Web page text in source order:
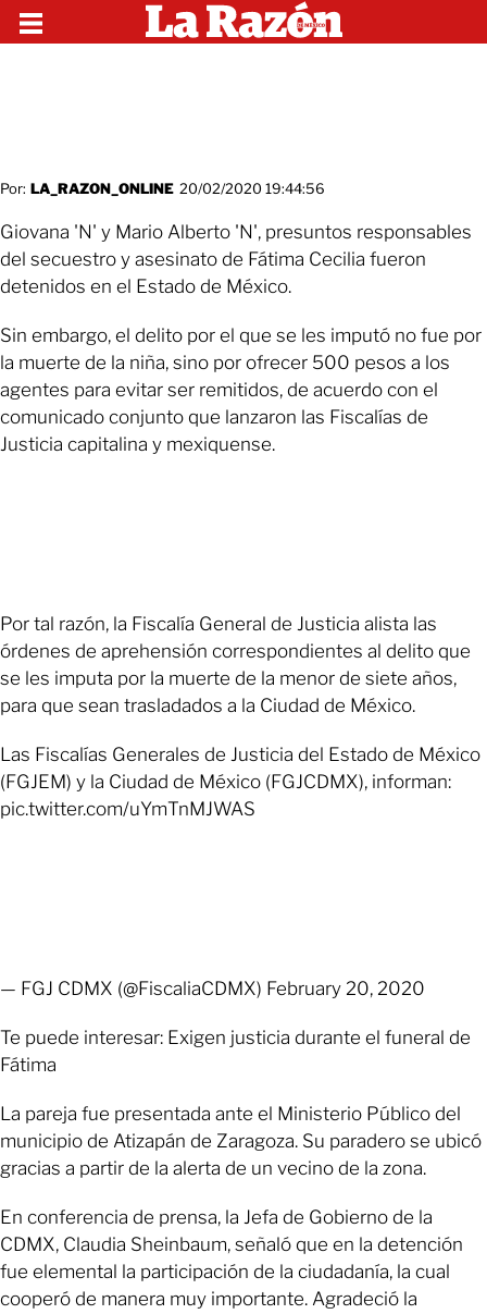
Por: LA_RAZON_ONLINE 20/02/2020 19:44:56
Giovana 'N' y Mario Alberto 'N', presuntos responsables
del secuestro y asesinato de Fátima Cecilia fueron
detenidos en el Estado de México.
Sin embargo, el delito por el que se les imputó no fue por
la muerte de la niña, sino por ofrecer 500 pesos a los
agentes para evitar ser remitidos, de acuerdo con el
comunicado conjunto que lanzaron las Fiscalías de
Justicia capitalina y mexiquense.
Por tal razón, la Fiscalía General de Justicia alista las
órdenes de aprehensión correspondientes al delito que
se les imputa por la muerte de la menor de siete años,
para que sean trasladados a la Ciudad de México.
Las Fiscalías Generales de Justicia del Estado de México
(FGJEM) y la Ciudad de México (FGJCDMX), informan:
pic.twitter.com/uYmTnMJWAS
— FGJ CDMX (@FiscaliaCDMX) February 20, 2020
Te puede interesar: Exigen justicia durante el funeral de
Fátima
La pareja fue presentada ante el Ministerio Público del
municipio de Atizapán de Zaragoza. Su paradero se ubicó
gracias a partir de la alerta de un vecino de la zona.
En conferencia de prensa, la Jefa de Gobierno de la
CDMX, Claudia Sheinbaum, señaló que en la detención
fue elemental la participación de la ciudadanía, la cual
cooperó de manera muy importante. Agradeció la